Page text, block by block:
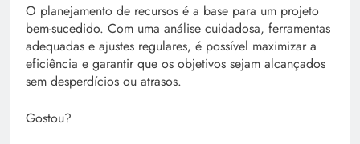
O planejamento de recursos é a base para um projeto
bem-sucedido. Com uma análise cuidadosa, ferramentas
adequadas e ajustes regulares, é possível maximizar a
eficiência e garantir que os objetivos sejam alcançados
sem desperdícios ou atrasos.
Gostou?